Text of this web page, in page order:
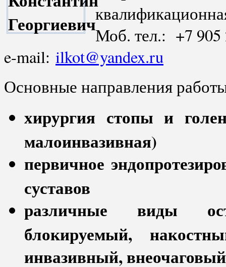
Моб. тел.: +7 905
e-mail: ilkot@yandex.ru
Основные направления
хирургия стопы и
малоинвазивная)
первичное
суставов
различные виды
блокируемый,
инвазивный,